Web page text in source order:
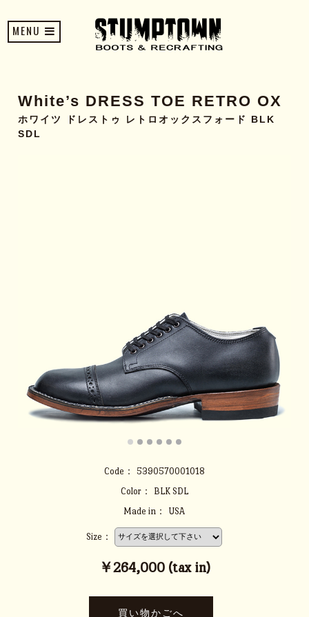
MENU
White’s DRESS TOE RETRO OX
ホワイツ ドレストゥ レトロオックスフォード BLK
SDL
Code：
5390570001018
Color：
BLK SDL
Made in：
USA
Size：
￥264,000 (tax in)